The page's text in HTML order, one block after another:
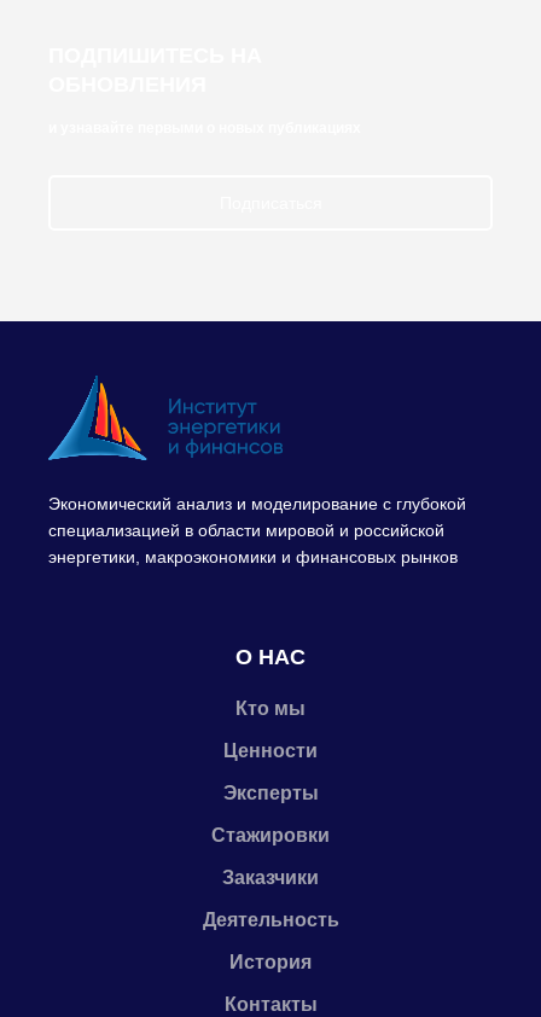
Экономический анализ и моделирование с глубокой
специализацией в области мировой и российской
энергетики, макроэкономики и финансовых рынков
О НАС
Кто мы
Ценности
Эксперты
Стажировки
Заказчики
Деятельность
История
Контакты